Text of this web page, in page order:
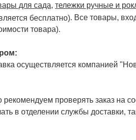
для сада, тележки ручные и
бесплатно). Все товары,
товара).
осуществляется компанией
проверять заказ на
в отделении службы доставки,